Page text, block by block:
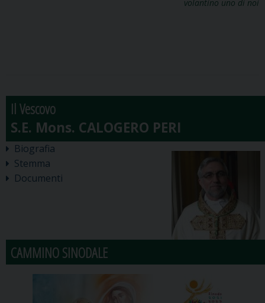
volantino uno di noi
Il Vescovo
Biografia
Stemma
Documenti
CAMMINO SINODALE